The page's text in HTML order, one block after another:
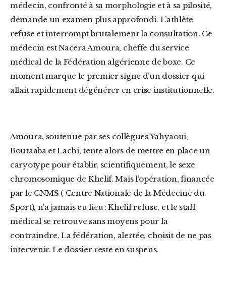
médecin, confronté à sa morphologie et à sa pilosité,
demande un examen plus approfondi. L’athlète
refuse et interrompt brutalement la consultation. Ce
médecin est Nacera Amoura, cheffe du service
médical de la Fédération algérienne de boxe. Ce
moment marque le premier signe d’un dossier qui
allait rapidement dégénérer en crise institutionnelle.
Amoura, soutenue par ses collègues Yahyaoui,
Boutaaba et Lachi, tente alors de mettre en place un
caryotype pour établir, scientifiquement, le sexe
chromosomique de Khelif. Mais l’opération, financée
par le CNMS ( Centre Nationale de la Médecine du
Sport), n’a jamais eu lieu : Khelif refuse, et le staff
médical se retrouve sans moyens pour la
contraindre. La fédération, alertée, choisit de ne pas
intervenir. Le dossier reste en suspens.